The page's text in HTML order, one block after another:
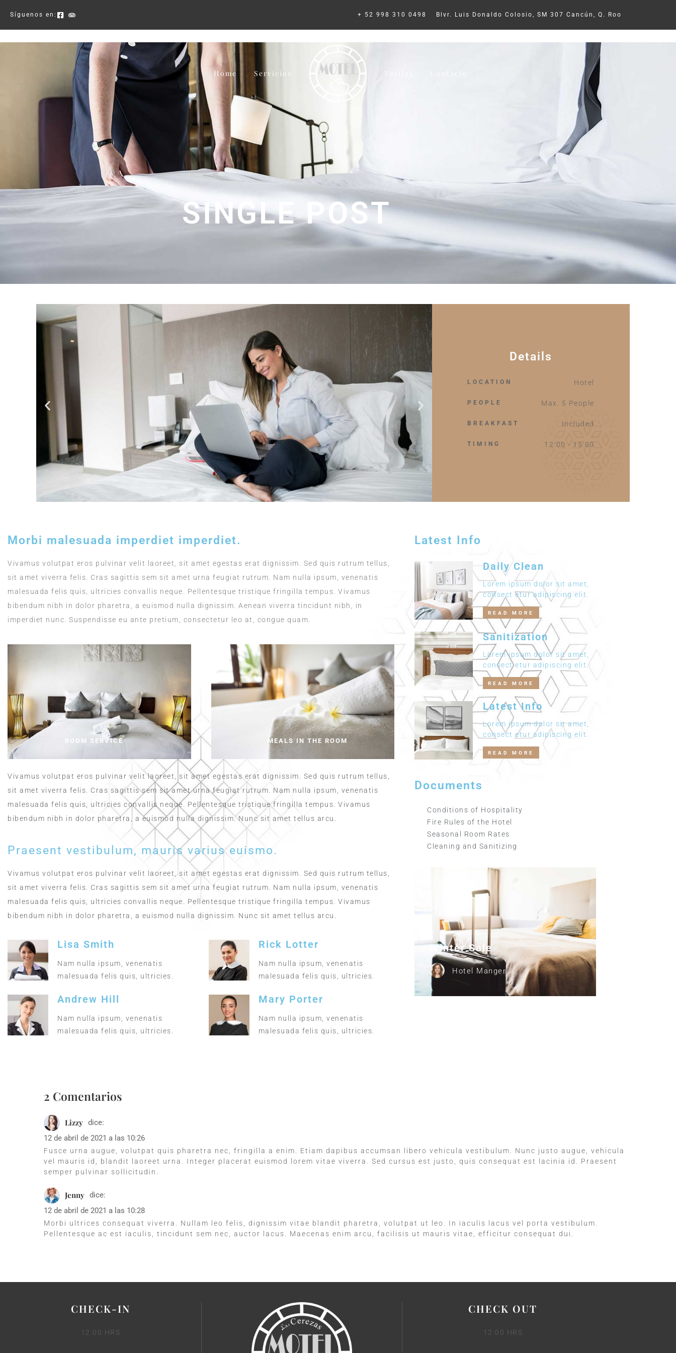
Síguenos en: + 52 998 310 0498 Blvr. Luis Donaldo Colosio, SM 307 Cancún, Q. Roo
Home Servicios
SINGLE POST
Details
LOCATION Hotel
PEOPLE Max. 5 People
BREAKFAST Included
TIMING 12:00 - 15:00
Morbi malesuada imperdiet imperdiet.
Vivamus volutpat eros pulvinar velit laoreet, sit amet egestas erat dignissim. Sed quis rutrum tellus,
sit amet viverra felis. Cras sagittis sem sit amet urna feugiat rutrum. Nam nulla ipsum, venenatis
malesuada felis quis, ultricies convallis neque. Pellentesque tristique fringilla tempus. Vivamus
bibendum nibh in dolor pharetra, a euismod nulla dignissim. Aenean viverra tincidunt nibh, in
imperdiet nunc. Suspendisse eu ante pretium, consectetur leo at, congue quam.
ROOM SERVICE MEALS IN THE ROOM
Vivamus volutpat eros pulvinar velit laoreet, sit amet egestas erat dignissim. Sed quis rutrum tellus,
sit amet viverra felis. Cras sagittis sem sit amet urna feugiat rutrum. Nam nulla ipsum, venenatis
malesuada felis quis, ultricies convallis neque. Pellentesque tristique fringilla tempus. Vivamus
bibendum nibh in dolor pharetra, a euismod nulla dignissim. Nunc sit amet tellus arcu.
Praesent vestibulum, mauris varius euismo.
Vivamus volutpat eros pulvinar velit laoreet, sit amet egestas erat dignissim. Sed quis rutrum tellus,
sit amet viverra felis. Cras sagittis sem sit amet urna feugiat rutrum. Nam nulla ipsum, venenatis
malesuada felis quis, ultricies convallis neque. Pellentesque tristique fringilla tempus. Vivamus
bibendum nibh in dolor pharetra, a euismod nulla dignissim. Nunc sit amet tellus arcu.
Lisa Smith
Nam nulla ipsum, venenatis
malesuada felis quis, ultricies.
Andrew Hill
Nam nulla ipsum, venenatis
malesuada felis quis, ultricies.
Rick Lotter
Nam nulla ipsum, venenatis
malesuada felis quis, ultricies.
Mary Porter
Nam nulla ipsum, venenatis
malesuada felis quis, ultricies.
Latest Info
Daily Clean
Lorem ipsum dolor sit amet,
consect etur adipiscing elit.
READ MORE
Sanitization
Lorem ipsum dolor sit amet,
consect etur adipiscing elit.
READ MORE
Latest Info
Lorem ipsum dolor sit amet,
consect etur adipiscing elit.
READ MORE
Documents
Conditions of Hospitality
Fire Rules of the Hotel
Seasonal Room Rates
Cleaning and Sanitizing
Winter Sale
Hotel Manger
2 Comentarios
Lizzy dice:
12 de abril de 2021 a las 10:26
Fusce urna augue, volutpat quis pharetra nec, fringilla a enim. Etiam dapibus accumsan libero vehicula vestibulum. Nunc justo augue, vehicula
vel mauris id, blandit laoreet urna. Integer placerat euismod lorem vitae viverra. Sed cursus est justo, quis consequat est lacinia id. Praesent
semper pulvinar sollicitudin.
Jenny dice:
12 de abril de 2021 a las 10:28
Morbi ultrices consequat viverra. Nullam leo felis, dignissim vitae blandit pharetra, volutpat ut leo. In iaculis lacus vel porta vestibulum.
Pellentesque ac est iaculis, tincidunt sem nec, auctor lacus. Maecenas enim arcu, facilisis ut mauris vitae, efficitur consequat dui.
CHECK-IN
12:00 HRS
CHECK OUT
12:00 HRS